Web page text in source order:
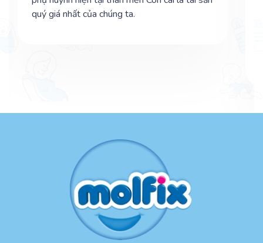
quý giá nhất của chúng ta.